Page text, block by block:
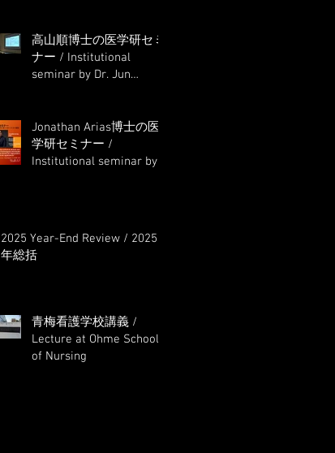
高山順博士の医学研セミ
ナー / Institutional
seminar by Dr. Jun
Jonathan Arias博士の医
学研セミナー /
Institutional seminar by
2025 Year-End Review / 2025
年総括
青梅看護学校講義 /
Lecture at Ohme School
of Nursing